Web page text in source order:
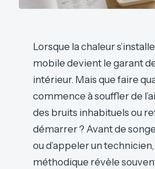
Lorsque la chaleur
mobile devient le garant
intérieur. Mais que faire
commence à souffler de
des bruits inhabituels ou
démarrer ? Avant de
ou d’appeler un
méthodique révèle